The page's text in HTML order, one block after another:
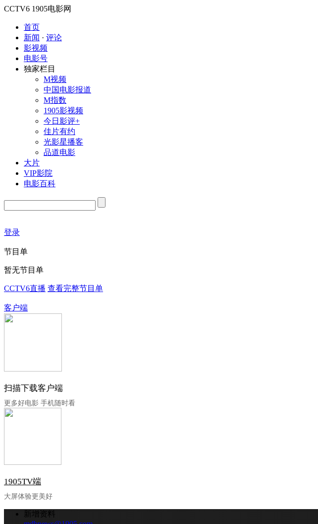
CCTV6 1905电影网
首页
新闻 · 评论
影视频
电影号
独家栏目
M视频
中国电影报道
M指数
1905影视频
今日影评+
佳片有约
光影星播客
品道电影
大片
VIP影院
电影百科
登录
节目单
暂无节目单
CCTV6直播 查看完整节目单
客户端
扫描下载客户端
更多好电影 手机随时看
1905TV端
大屏体验更美好
新增资料